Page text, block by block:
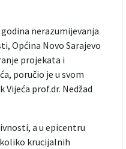
nerazumijevanja
Općina Novo Sarajevo
projekata i
poručio je u svom
prof.dr. Nedžad
a u epicentru
krucijalnih